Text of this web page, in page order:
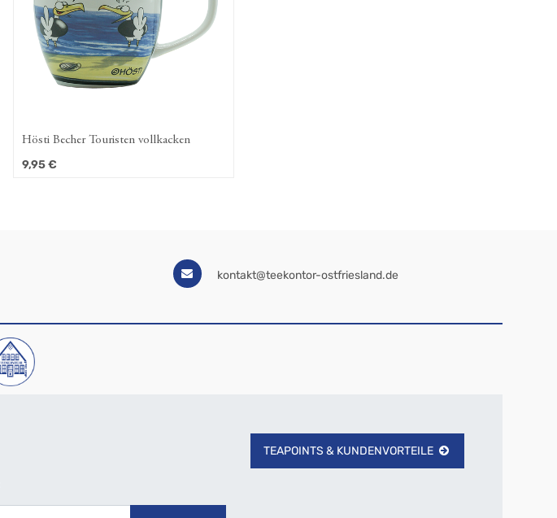
Hösti Becher Touristen vollkacken
9,95€
kontakt@teekontor-ostfriesland.de
TEAPOINTS & KUNDENVORTEILE